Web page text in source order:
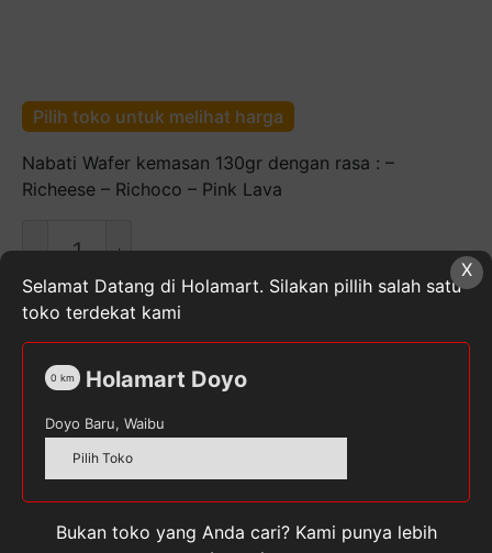
Pilih toko untuk melihat harga
Nabati Wafer kemasan 130gr dengan rasa : –
Richeese – Richoco – Pink Lava
Recheese
Nabati
Wafer
130gr
SKU:8993175537285 Kategori:Cemilan,Makanan,
Minuman, & Buah Segar
Deskripsi
Ulasan (0)
X
Selamat Datang di Holamart. Silakan pillih salah satu
toko terdekat kami
Holamart Doyo
0 km
Doyo Baru, Waibu
Pilih Toko
Bukan toko yang Anda cari? Kami punya lebih